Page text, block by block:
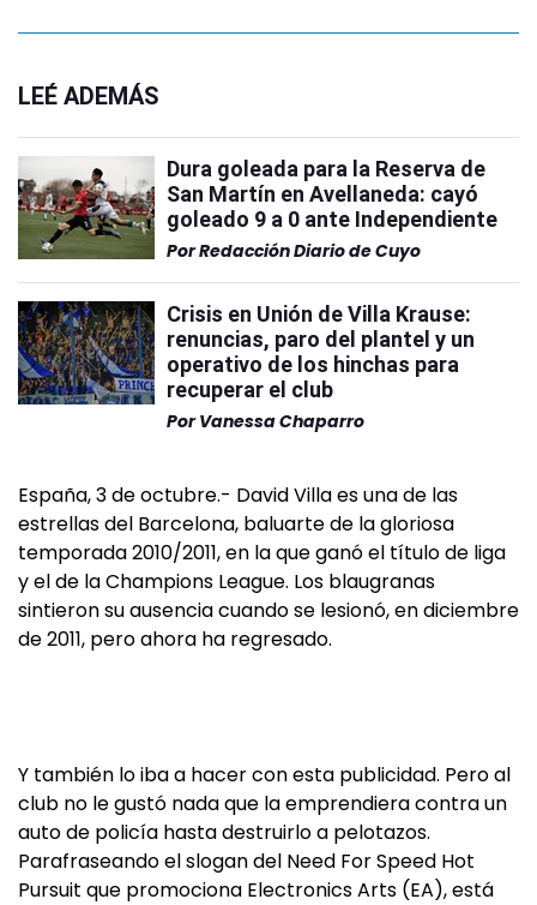
LEÉ ADEMÁS
Dura goleada para la Reserva de
San Martín en Avellaneda: cayó
goleado 9 a 0 ante Independiente
PorRedacción Diario de Cuyo
Crisis en Unión de Villa Krause:
renuncias, paro del plantel y un
operativo de los hinchas para
recuperar el club
Por Vanessa Chaparro
España, 3 de octubre.- David Villa es una de las
estrellas del Barcelona, baluarte de la gloriosa
temporada 2010/2011, en la que ganó el título de liga
y el de la Champions League. Los blaugranas
sintieron su ausencia cuando se lesionó, en diciembre
de 2011, pero ahora ha regresado.
Y también lo iba a hacer con esta publicidad. Pero al
club no le gustó nada que la emprendiera contra un
auto de policía hasta destruirlo a pelotazos.
Parafraseando el slogan del Need For Speed Hot
Pursuit que promociona Electronics Arts (EA), está